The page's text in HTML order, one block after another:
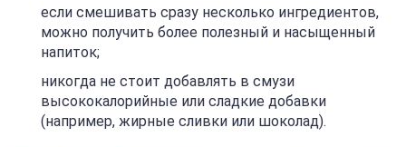
если смешивать сразу несколько ингредиентов,
можно получить более полезный и насыщенный
напиток;
никогда не стоит добавлять в смузи
высококалорийные или сладкие добавки
(например, жирные сливки или шоколад).